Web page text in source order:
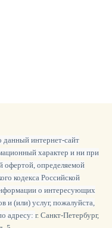
интернет-сайт
характер и ни при
офертой, определяемой
кодекса Российской
о интересующих
и (или) услуг, пожалуйста,
адресу: г. Санкт-Петербург,